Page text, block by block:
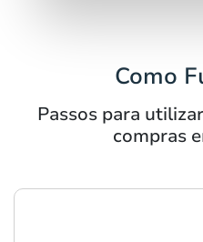
Como
Passos para
compras